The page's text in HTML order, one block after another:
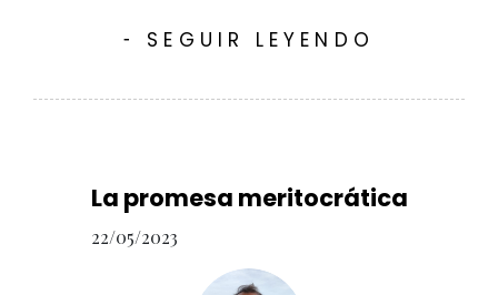
- SEGUIR LEYENDO
La promesa meritocrática
22/05/2023